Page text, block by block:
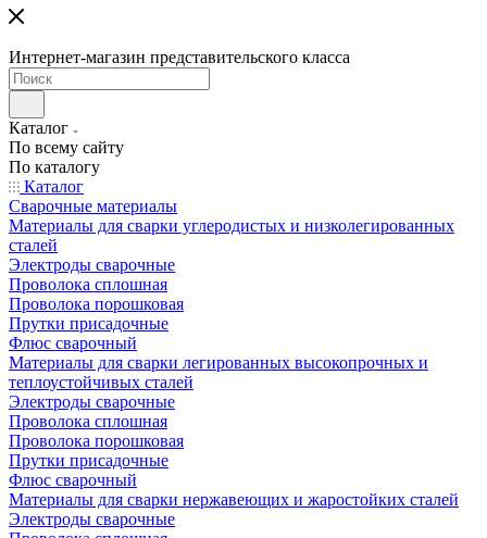
Интернет-магазин представительского класса
Каталог
По всему сайту
По каталогу
Каталог
Сварочные материалы
Материалы для сварки углеродистых и низколегированных
сталей
Электроды сварочные
Проволока сплошная
Проволока порошковая
Прутки присадочные
Флюс сварочный
Материалы для сварки легированных высокопрочных и
теплоустойчивых сталей
Электроды сварочные
Проволока сплошная
Проволока порошковая
Прутки присадочные
Флюс сварочный
Материалы для сварки нержавеющих и жаростойких сталей
Электроды сварочные